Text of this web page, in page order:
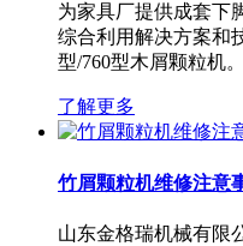
为家具厂提供成套下
综合利用解决方案和
型/760型木屑颗粒机。
了解更多
竹屑颗粒机维修注意
山东金格瑞机械有限